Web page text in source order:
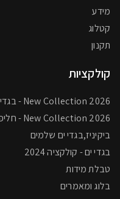
מידע
קטלוג
תקנון
קולקציות
New Collection 2026 - בגדי ים
2026 New Collection - חליפות חוף
ביקיניז,בגדי ים שלמים
בגדי ים - קולקציה 2024
טבלת מידות
בלוג ומאמרים